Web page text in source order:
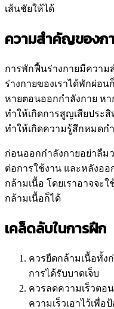
เส้นชัยให้ได้
ความสำคัญของก
การพักฟื้นร่างกายมีความ
ร่างกายของเราได้พักผ่อ
หายตอนออกกำลังกาย หา
ทำให้เกิดการสูญเสียประ
ทำให้เกิดความรู้สึกหมดก
ก่อนออกกำลังกายอย่าลืม
ต่อการใช้งาน และหลังอ
กล้ามเนื้อ โดยเราอาจจะ
กล้ามเนื้อก็ได้
เคล็ดลับในการฝึก
ควรยืดกล้ามเนื้อทั้ง
การได้รับบาดเจ็บ
ควรลดความเร็วตอ
ความเร็วเอาไว้เพื่